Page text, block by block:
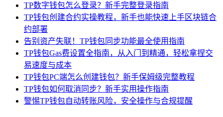
TP数字钱包怎么登录？新手完整登录指南
TP钱包创建合约实操教程，新手也能快速上手区块链合
约部署
告别资产失联！TP钱包同步功能最全使用指南
TP钱包Gas费设置全指南，从入门到精通，轻松拿捏交
易速度与成本
TP钱包PC端怎么创建钱包？新手保姆级完整教程
TP钱包如何取消同步？新手实用操作指南
警惕TP钱包自动转账风险，安全操作与合规提醒